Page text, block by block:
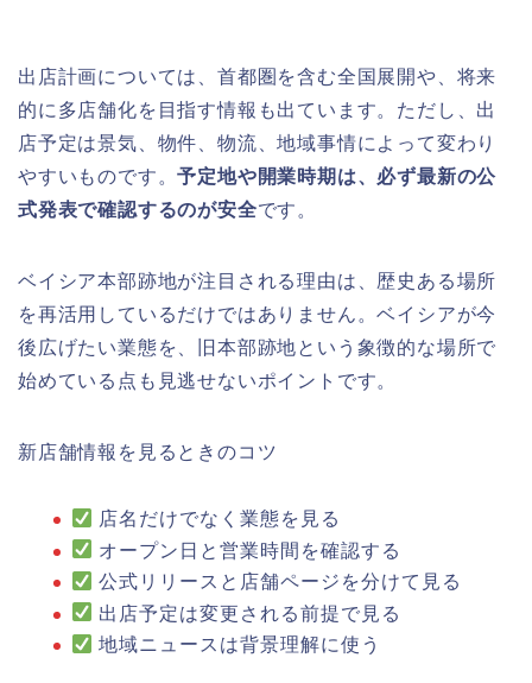
出店計画については、首都圏を含む全国展開や、将来
的に多店舗化を目指す情報も出ています。ただし、出
店予定は景気、物件、物流、地域事情によって変わり
やすいものです。予定地や開業時期は、必ず最新の公
式発表で確認するのが安全です。
ベイシア本部跡地が注目される理由は、歴史ある場所
を再活用しているだけではありません。ベイシアが今
後広げたい業態を、旧本部跡地という象徴的な場所で
始めている点も見逃せないポイントです。
新店舗情報を見るときのコツ
店名だけでなく業態を見る
オープン日と営業時間を確認する
公式リリースと店舗ページを分けて見る
出店予定は変更される前提で見る
地域ニュースは背景理解に使う